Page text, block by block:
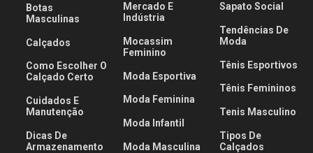
Botas
Masculinas
Calçados
Como Escolher O
Calçado Certo
Cuidados E
Manutenção
Dicas De
Armazenamento
Mercado E
Indústria
Mocassim
Feminino
Moda Esportiva
Moda Feminina
Moda Infantil
Moda Masculina
Sapato Social
Tendências De
Moda
Tênis Esportivos
Tênis Femininos
Tenis Masculino
Tipos De
Calçados